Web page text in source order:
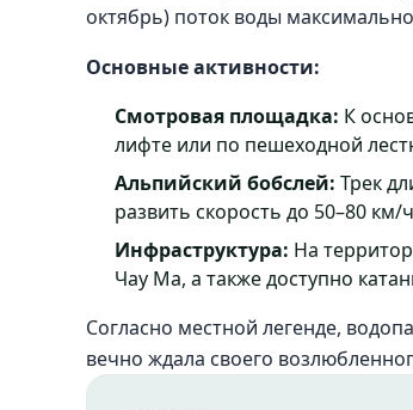
октябрь) поток воды
Основные активности:
Смотровая площадка: К
лифте или по пешеходной
Альпийский бобслей: Трек
развить скорость до 50–80 км/
Инфраструктура: На
Чау Ма, а также доступно
Согласно местной легенде,
вечно ждала своего